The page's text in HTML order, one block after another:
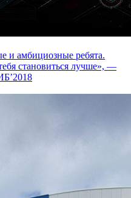
и амбициозные ребята.
становиться лучше», —